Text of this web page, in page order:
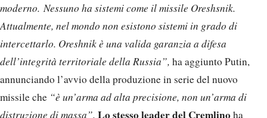
moderno. Nessuno ha sistemi come il missile Oreshsnik.
Attualmente, nel mondo non esistono sistemi in grado di
intercettarlo. Oreshnik è una valida garanzia a difesa
dell’integrità territoriale della Russia”, ha aggiunto Putin,
annunciando l’avvio della produzione in serie del nuovo
missile che “è un’arma ad alta precisione, non un’arma di
distruzione di massa”. Lo stesso leader del Cremlinoha